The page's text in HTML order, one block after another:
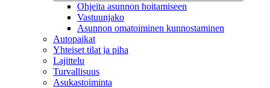
Ohjeita asunnon hoitamiseen
Vastuunjako
Asunnon omatoiminen kunnostaminen
Autopaikat
Yhteiset tilat ja piha
Lajittelu
Turvallisuus
Asukastoiminta